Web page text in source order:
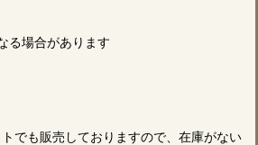
る場合があります
でも販売しておりますので、在庫がない